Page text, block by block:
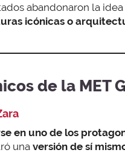
abandonaron la
icónicas o
de la MET
en uno de los
una versión de sí